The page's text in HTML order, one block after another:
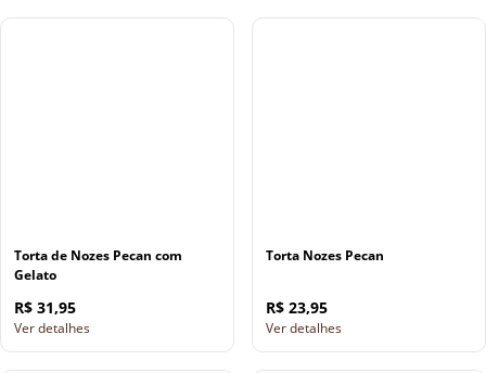
Torta de Nozes Pecan com
Gelato
R$ 31,95
Ver detalhes
Torta Nozes Pecan
R$ 23,95
Ver detalhes